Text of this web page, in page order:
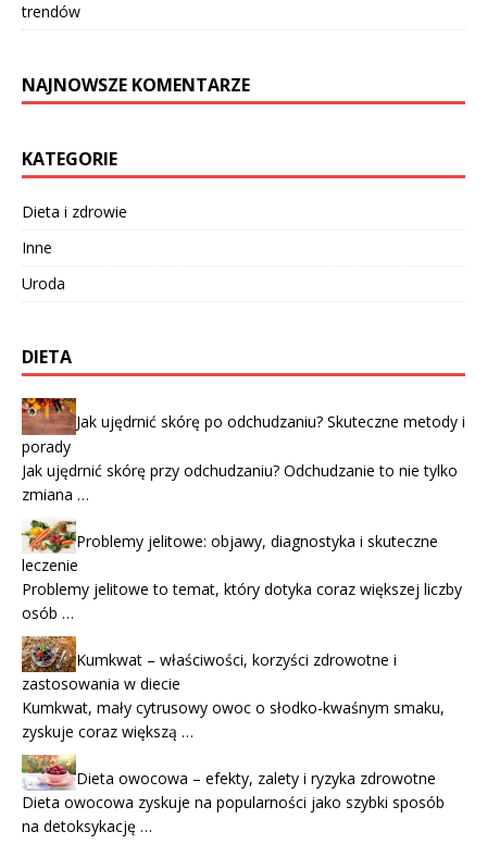
trendów
NAJNOWSZE KOMENTARZE
KATEGORIE
Dieta i zdrowie
Inne
Uroda
DIETA
Jak ujędrnić skórę po odchudzaniu? Skuteczne metody i
porady
Jak ujędrnić skórę przy odchudzaniu? Odchudzanie to nie tylko
zmiana …
Problemy jelitowe: objawy, diagnostyka i skuteczne
leczenie
Problemy jelitowe to temat, który dotyka coraz większej liczby
osób …
Kumkwat – właściwości, korzyści zdrowotne i
zastosowania w diecie
Kumkwat, mały cytrusowy owoc o słodko-kwaśnym smaku,
zyskuje coraz większą …
Dieta owocowa – efekty, zalety i ryzyka zdrowotne
Dieta owocowa zyskuje na popularności jako szybki sposób
na detoksykację …